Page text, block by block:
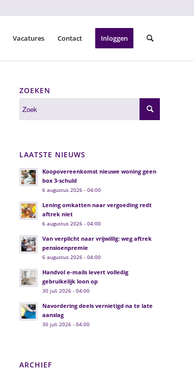
Vacatures Contact Inloggen
ZOEKEN
LAATSTE NIEUWS
Koopovereenkomst nieuwe woning geen
box 3-schuld
6 augustus 2026 - 04:00
Lening omkatten naar vergoeding redt
aftrek niet
6 augustus 2026 - 04:00
Van verplicht naar vrijwillig: weg aftrek
pensioenpremie
6 augustus 2026 - 04:00
Handvol e-mails levert volledig
gebruikelijk loon op
30 juli 2026 - 04:00
Navordering deels vernietigd na te late
aanslag
30 juli 2026 - 04:00
ARCHIEF